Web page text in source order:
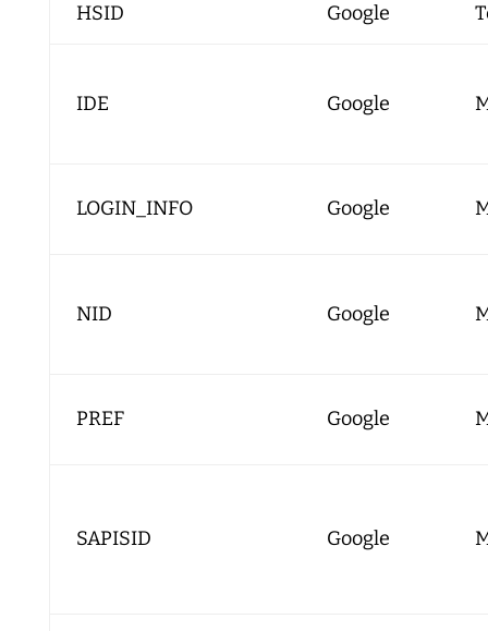
HSID Google
IDE Google
LOGIN_INFO Google
NID Google
PREF Google
SAPISID Google